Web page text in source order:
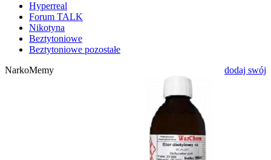
Hyperreal
Forum TALK
Nikotyna
Beztytoniowe
Beztytoniowe pozostałe
NarkoMemy
dodaj swój